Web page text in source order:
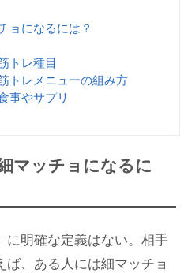
ョになるには？
トレ種目
トレメニューの組み方
事やサプリ
マッチョになるに
明確な定義はない。相手
、ある人には細マッチョ